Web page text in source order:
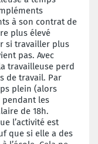
à son contrat de
plus élevé
si travailler plus
pas. Avec
travailleuse perd
de travail. Par
plein (alors
pendant les
de 18h.
l’activité est
que si elle a des